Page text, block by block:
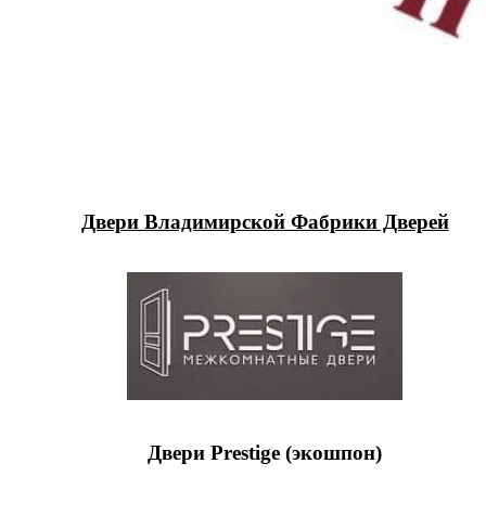
Двери Владимирской Фабрики Дверей
Двери Prestige (экошпон)